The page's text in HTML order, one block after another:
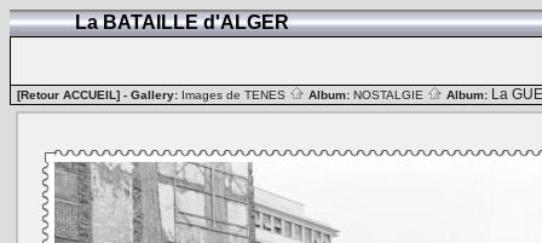
La BATAILLE d'ALGER
[Retour ACCUEIL] - Gallery: Images de TENES Album: NOSTALGIE Album: La